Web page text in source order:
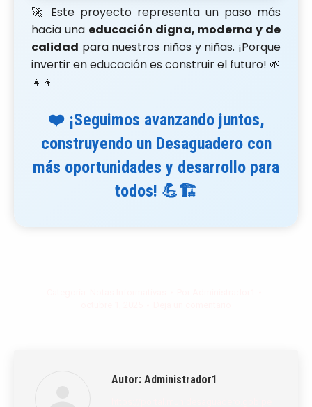
🚀 Este proyecto representa un paso más
hacia una educación digna, moderna y de
calidad para nuestros niños y niñas. ¡Porque
invertir en educación es construir el futuro! 🌱
👧👦
❤️ ¡Seguimos avanzando juntos,
construyendo un Desaguadero con
más oportunidades y desarrollo para
todos! 💪🏗️
Autor: Administrador1